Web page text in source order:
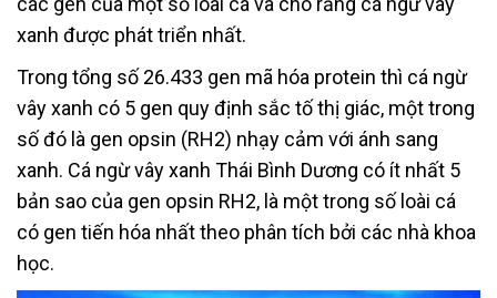
xanh được phát triển nhất.
Trong tổng số 26.433 gen mã hóa protein thì cá ngừ
vây xanh có 5 gen quy định sắc tố thị giác, một trong
số đó là gen opsin (RH2) nhạy cảm với ánh sang
xanh. Cá ngừ vây xanh Thái Bình Dương có ít nhất 5
bản sao của gen opsin RH2, là một trong số loài cá
có gen tiến hóa nhất theo phân tích bởi các nhà khoa
học.